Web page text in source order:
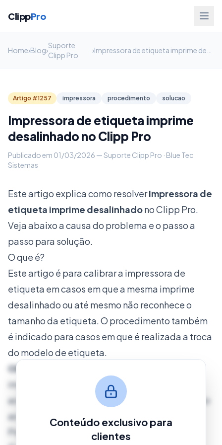
ClippPro
Home›Blog›
Suporte
Clipp Pro
›
Artigo #1257 impressora procedimento solucao
Impressora de etiqueta imprime
desalinhado no Clipp Pro
Publicado em 01/03/2026 — Suporte Clipp Pro · Blue Tec
Sistemas
Este artigo explica como resolverImpressora de
etiqueta imprime desalinhadono Clipp Pro.
Veja abaixo a causa do problema e o passo a
passo para solução.
O que é?
Este artigo é para calibrar a impressora de
etiqueta em casos em que a mesma imprime
desalinhado ou até mesmo não reconhece o
tamanho da etiqueta. O procedimento também
é indicado para casos em que é realizada a troca
do modelo de etiqueta.
OBS:
imprima o que foi demonstrado no vídeo ou
acuse algum outro erro, deve ser verificado junto
ao fabricante sobre a situação.
Procedimento
Conteúdo exclusivo para
clientes